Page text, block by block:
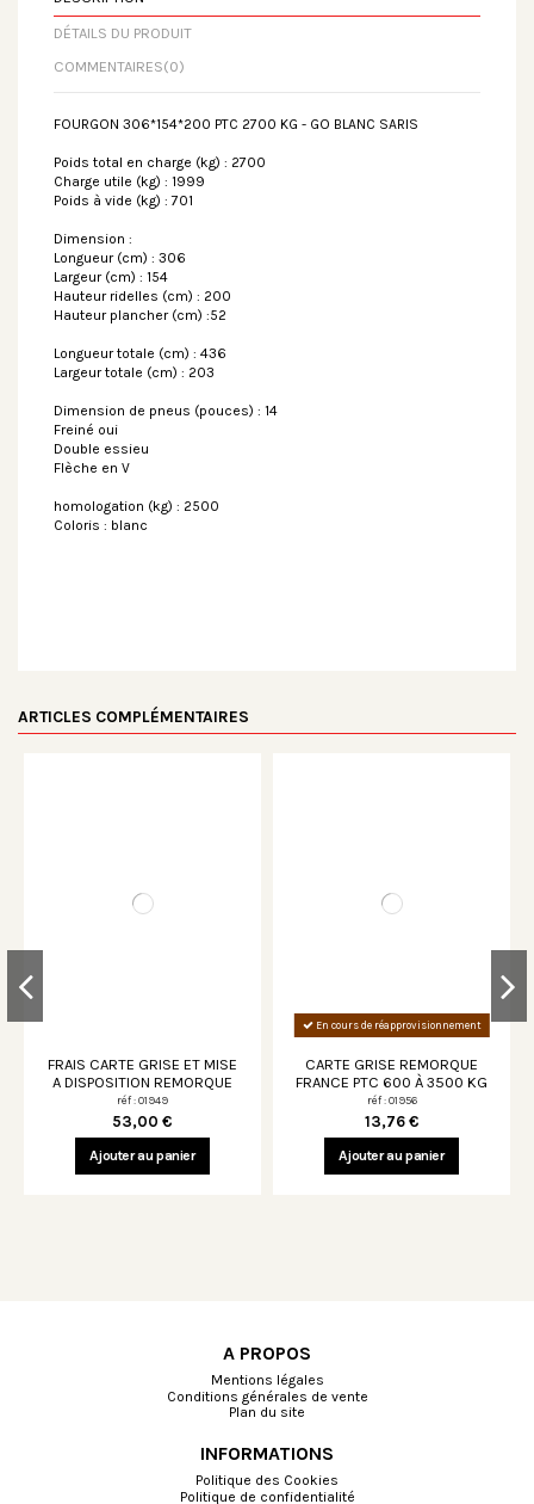
DÉTAILS DU PRODUIT
COMMENTAIRES(0)
FOURGON 306*154*200 PTC 2700 KG - GO BLANC SARIS
Poids total en charge (kg) : 2700
Charge utile (kg) : 1999
Poids à vide (kg) : 701
Dimension :
Longueur (cm) : 306
Largeur (cm) : 154
Hauteur ridelles (cm) : 200
Hauteur plancher (cm) :52
Longueur totale (cm) : 436
Largeur totale (cm) : 203
Dimension de pneus (pouces) : 14
Freiné oui
Double essieu
Flèche en V
homologation (kg) : 2500
Coloris : blanc
ARTICLES COMPLÉMENTAIRES
FRAIS CARTE GRISE ET MISE
A DISPOSITION REMORQUE
réf : 01949
53,00 €
Ajouter au panier
En cours de réapprovisionnement
CARTE GRISE REMORQUE
FRANCE PTC 600 À 3500 KG
réf : 01956
13,76 €
Ajouter au panier
En cours de réapprovisionnement
En cours de réapprovisionnement En cours de réapprovisionnement
En cours de réapprovisionnement
A PROPOS
Mentions légales
Conditions générales de vente
Plan du site
INFORMATIONS
Politique des Cookies
Politique de confidentialité